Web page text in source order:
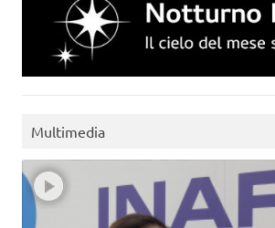
Multimedia